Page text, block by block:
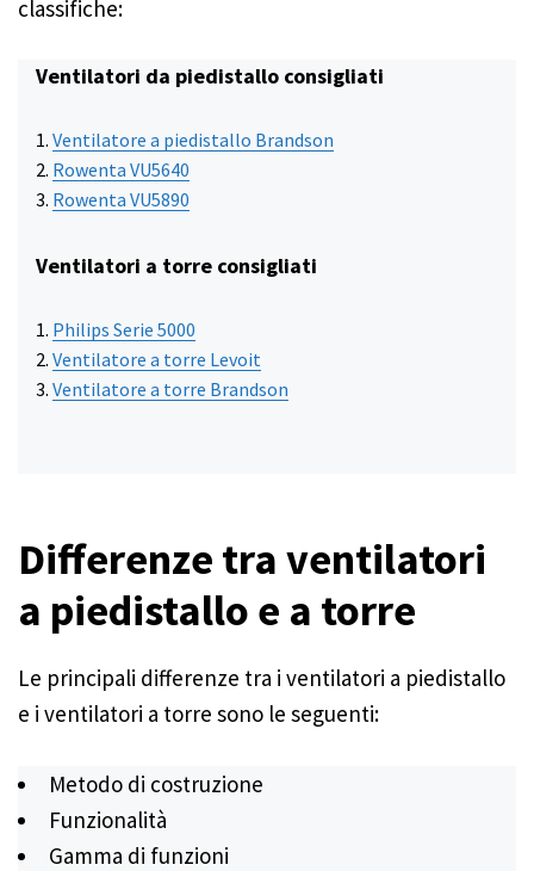
classifiche:
Ventilatori da piedistallo consigliati
Ventilatore a piedistallo Brandson
Rowenta VU5640
Rowenta VU5890
Ventilatori a torre consigliati
Philips Serie 5000
Ventilatore a torre Levoit
Ventilatore a torre Brandson
Differenze tra ventilatori
a piedistallo e a torre
Le principali differenze tra i ventilatori a piedistallo
e i ventilatori a torre sono le seguenti:
Metodo di costruzione
Funzionalità
Gamma di funzioni